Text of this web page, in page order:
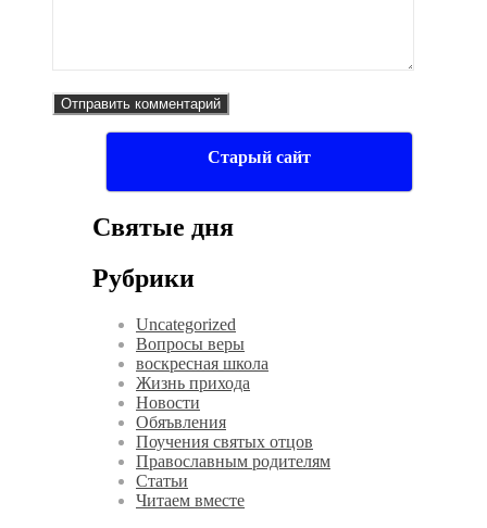
Старый сайт
Святые дня
Рубрики
Uncategorized
Вопросы веры
воскресная школа
Жизнь прихода
Новости
Обяъвления
Поучения святых отцов
Православным родителям
Статьи
Читаем вместе